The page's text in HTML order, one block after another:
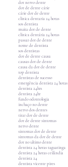
dor nervo dente
dor de dente cárie
cárie dor de dente
clinica dentaria 24 horas
sos dentista
muita dor de dente
clínica dentária 24 horas
passar dor de dente
nome de dentista
sos dentistas
dor de dente causa
causas dor de dente
causa da dor de dente
top dentista
dentistas de sucesso
emergência dentista 24 horas
dentista 24hrs
dentista 24hr
fundo odontologia
inchaço no dente
nervo dos dentes
tirar dor de dente
dor de dente sintomas
nervo dente
sintomas dor de dente
sintomas da dor de dente
dor no ultimo dente
dentista 24 horas taguatinga
dentista 24 horas ceilândia
dentista 24
dentista vicente pires